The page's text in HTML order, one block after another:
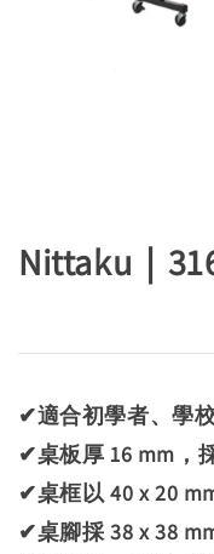
Nittaku｜
✔適合初學者、學
✔桌板厚 16 mm，
✔桌框以 40 x 20
✔桌腳採 38 x 38